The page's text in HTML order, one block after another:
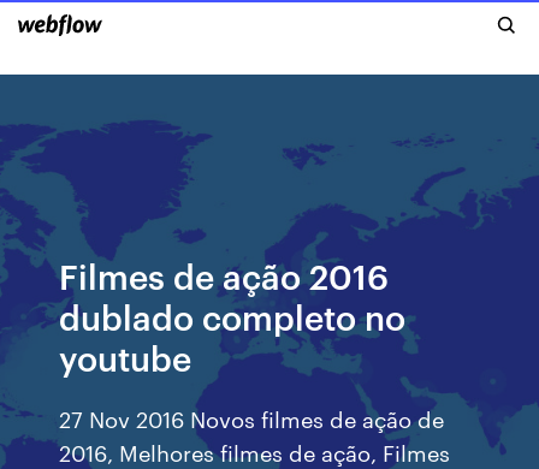
Filmes de ação 2016
dublado completo no
youtube
27 Nov 2016 Novos filmes de ação de
2016, Melhores filmes de ação, Filmes